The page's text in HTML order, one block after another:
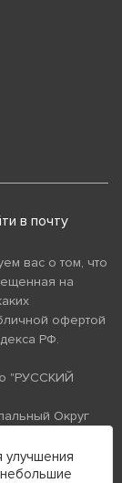
в почту
вас о том, что
на
офертой
РФ.
"РУССКИЙ
Округ
улучшения